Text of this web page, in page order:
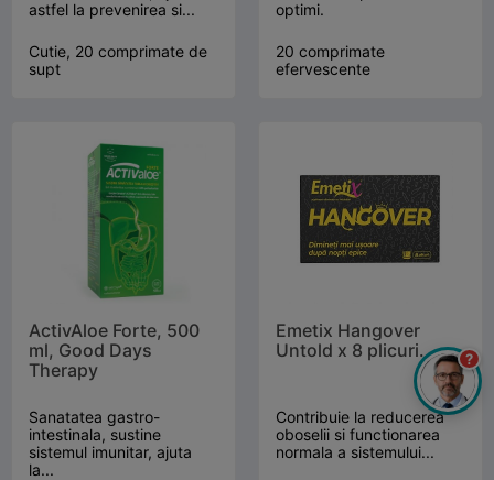
astfel la prevenirea si...
Cutie, 20 comprimate de
supt
optimi.
20 comprimate
efervescente
ActivAloe Forte, 500
ml, Good Days
Therapy
Sanatatea gastro-
intestinala, sustine
sistemul imunitar, ajuta
la...
Emetix Hangover
Untold x 8 plicuri.
Contribuie la reducerea
oboselii si functionarea
normala a sistemului...
?